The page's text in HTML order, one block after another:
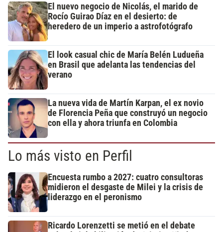
El nuevo negocio de Nicolás, el marido de
Rocío Guirao Díaz en el desierto: de
heredero de un imperio a astrofotógrafo
El look casual chic de María Belén Ludueña
en Brasil que adelanta las tendencias del
verano
La nueva vida de Martín Karpan, el ex novio
de Florencia Peña que construyó un negocio
con ella y ahora triunfa en Colombia
Lo más visto en Perfil
Encuesta rumbo a 2027: cuatro consultoras
midieron el desgaste de Milei y la crisis de
liderazgo en el peronismo
Ricardo Lorenzetti se metió en el debate